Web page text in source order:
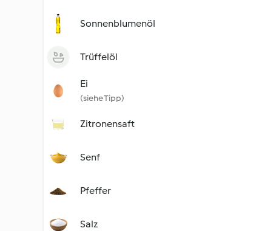
Sonnenblumenöl
Trüffelöl
Ei
(siehe Tipp)
Zitronensaft
Senf
Pfeffer
Salz